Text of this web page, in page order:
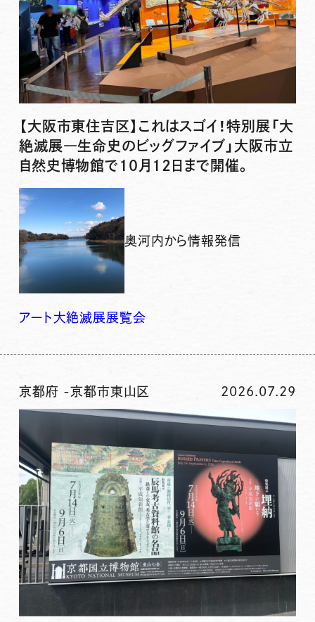
【大阪市東住吉区】これはスゴイ！特別展「大
絶滅展―生命史のビッグファイブ」大阪市立
自然史博物館で10月12日まで開催。
奥河内から情報発信
アート 大絶滅展展覧会
京都府 -京都市東山区 2026.07.29